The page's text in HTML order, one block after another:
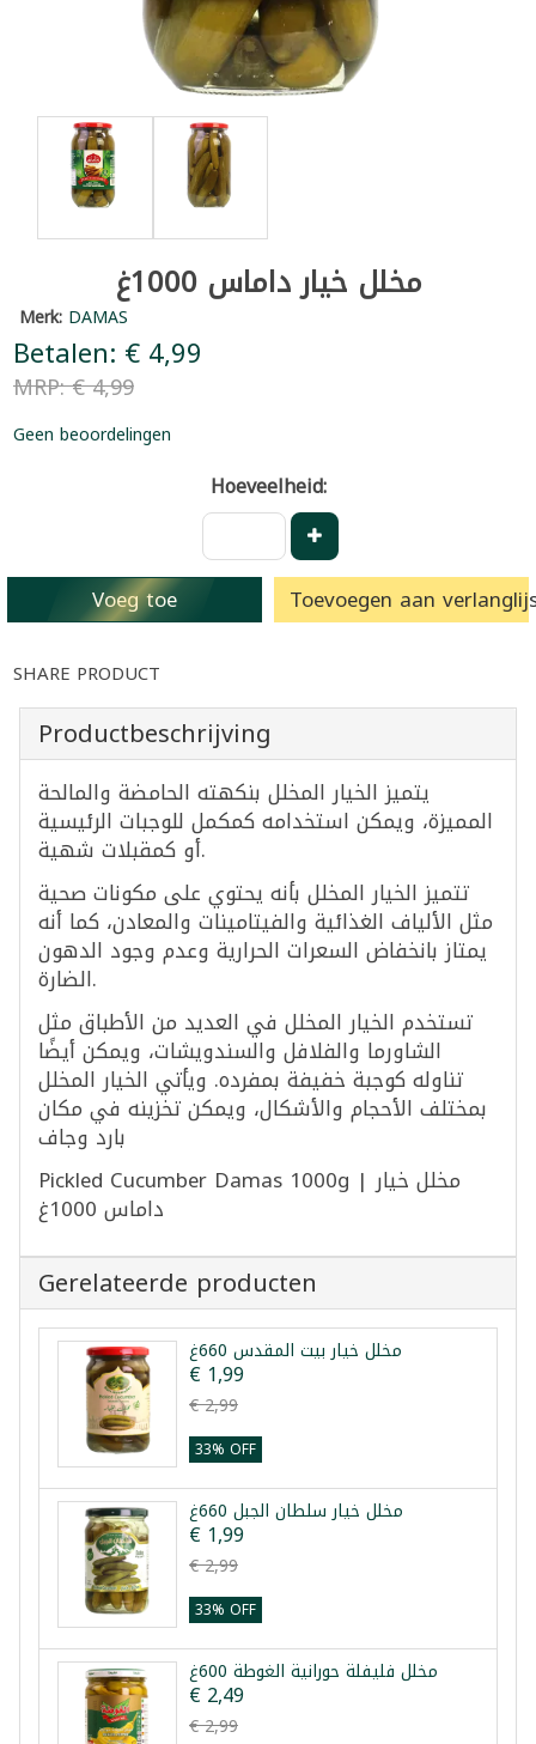
مخلل خيار داماس 1000غ
Merk: DAMAS
Betalen: € 4,99
MRP: € 4,99
Geen beoordelingen
Hoeveelheid:
Voeg toe Toevoegen aan
SHARE PRODUCT
Productbeschrijving
يتميز الخيار المخلل بنكهته الحامضة والمالحة
المميزة، ويمكن استخدامه كمكمل للوجبات الرئيسية
أو كمقبلات شهية.
تتميز الخيار المخلل بأنه يحتوي على مكونات صحية
مثل الألياف الغذائية والفيتامينات والمعادن، كما أنه
يمتاز بانخفاض السعرات الحرارية وعدم وجود الدهون
الضارة.
تستخدم الخيار المخلل في العديد من الأطباق مثل
الشاورما والفلافل والسندويشات، ويمكن أيضًا
تناوله كوجبة خفيفة بمفرده. ويأتي الخيار المخلل
بمختلف الأحجام والأشكال، ويمكن تخزينه في مكان
بارد وجاف
Pickled Cucumber Damas 1000g | مخلل خيار
داماس 1000غ
Gerelateerde producten
مخلل خيار بيت المقدس 660غ
€ 1,99
€ 2,99
33% OFF
مخلل خيار سلطان الجبل 660غ
€ 1,99
€ 2,99
33% OFF
مخلل فليفلة حورانية الغوطة 600غ
€ 2,49
€ 2,99